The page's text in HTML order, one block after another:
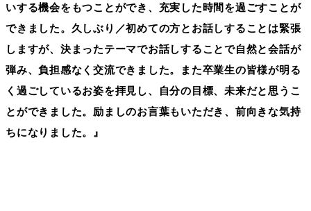
いする機会をもつことができ、充実した時間を過ごすことが
できました。久しぶり／初めての方とお話しすることは緊張
しますが、決まったテーマでお話しすることで自然と会話が
弾み、負担感なく交流できました。また卒業生の皆様が明る
く過ごしているお姿を拝見し、自分の目標、未来だと思うこ
とができました。励ましのお言葉もいただき、前向きな気持
ちになりました。』